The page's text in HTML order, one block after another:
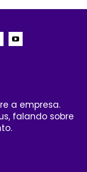
a empresa.
falando sobre